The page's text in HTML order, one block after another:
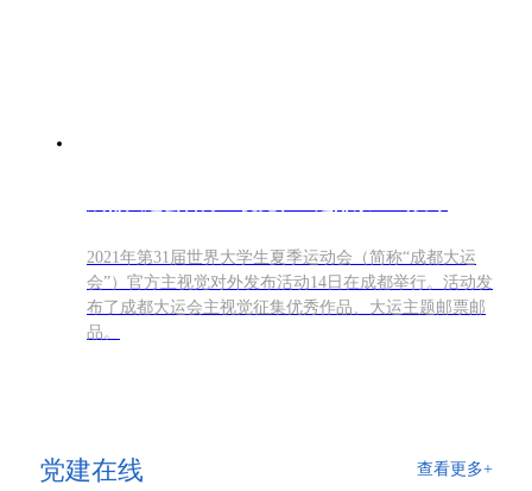
2021年第31届世界大学生夏季运动会（简称“成都大运
会”）官方主视觉对外发布活动14日在成都举行。活动发
布了成都大运会主视觉征集优秀作品、大运主题邮票邮
品。
党建在线 查看更多+